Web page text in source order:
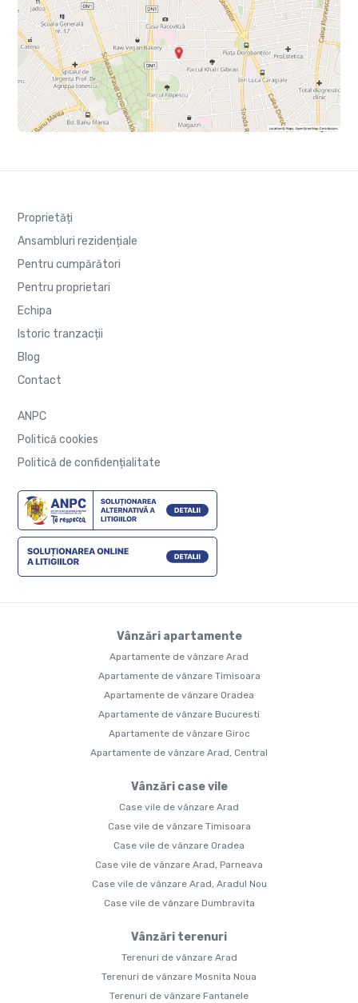
Proprietăți
Ansambluri rezidențiale
Pentru cumpărători
Pentru proprietari
Echipa
Istoric tranzacții
Blog
Contact
ANPC
Politică cookies
Politică de confidențialitate
Vânzări apartamente
Apartamente de vânzare Arad
Apartamente de vânzare Timisoara
Apartamente de vânzare Oradea
Apartamente de vânzare Bucuresti
Apartamente de vânzare Giroc
Apartamente de vânzare Arad, Central
Vânzări case vile
Case vile de vânzare Arad
Case vile de vânzare Timisoara
Case vile de vânzare Oradea
Case vile de vânzare Arad, Parneava
Case vile de vânzare Arad, Aradul Nou
Case vile de vânzare Dumbravita
Vânzări terenuri
Terenuri de vânzare Arad
Terenuri de vânzare Mosnita Noua
Terenuri de vânzare Fantanele